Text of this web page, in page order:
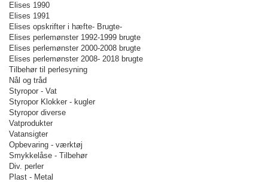
Elises 1990
Elises 1991
Elises opskrifter i hæfte- Brugte-
Elises perlemønster 1992-1999 brugte
Elises perlemønster 2000-2008 brugte
Elises perlemønster 2008- 2018 brugte
Tilbehør til perlesyning
Nål og tråd
Styropor - Vat
Styropor Klokker - kugler
Styropor diverse
Vatprodukter
Vatansigter
Opbevaring - værktøj
Smykkelåse - Tilbehør
Div. perler
Plast - Metal